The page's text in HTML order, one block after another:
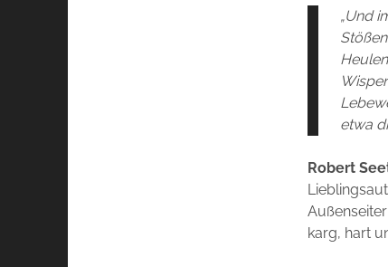
„Und
etwa
Robert
karg, hart